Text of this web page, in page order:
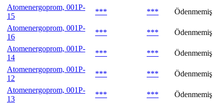
Atomenergoprom, 001P-
15
*** ***
Ödenmemiş
Atomenergoprom, 001P-
16
*** ***
Ödenmemiş
Atomenergoprom, 001P-
14
*** ***
Ödenmemiş
Atomenergoprom, 001P-
12
*** ***
Ödenmemiş
Atomenergoprom, 001P-
13
*** ***
Ödenmemiş